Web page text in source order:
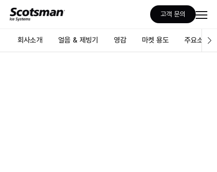
고객 문의
회사소개 얼음 & 제빙기 영감 마켓 용도 주요소식